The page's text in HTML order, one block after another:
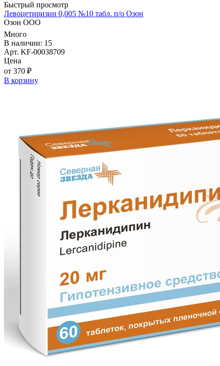
Быстрый просмотр
Левоцетиризин 0,005 №10 табл. п/о Озон
Озон ООО
Много
В наличии: 15
Арт. KF-00038709
Цена
от 370 ₽
В корзину